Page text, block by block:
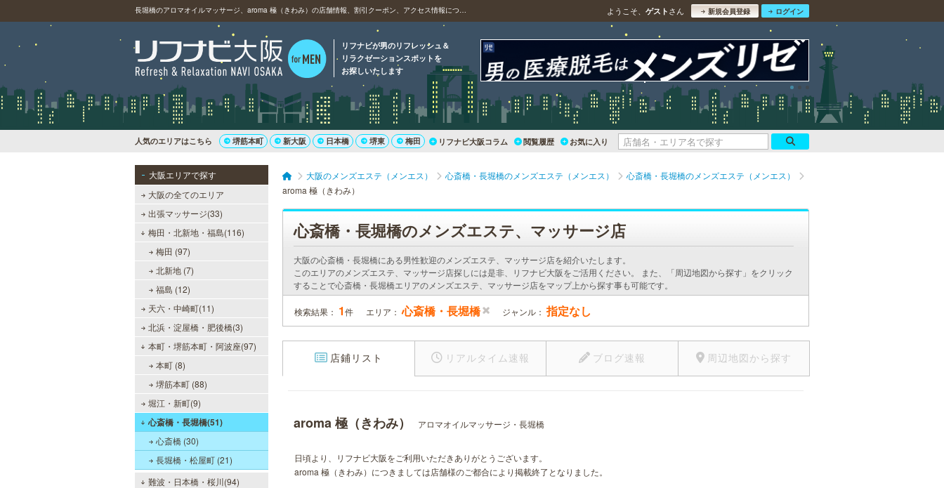
長堀橋のアロマオイルマッサージ、aroma 極（きわみ）の店舗情報、割引クーポン、アクセス情報について ようこそ、 ゲスト さん 新規会員登録 ログイン
リフナビが男のリフレッシュ＆
リラクゼーションスポットを
お探しいたします
人気のエリアはこちら 堺筋本町 新大阪 日本橋 堺東 梅田 リフナビ大阪コラム 閲覧履歴 お気に入り
大阪エリアで探す
大阪の全てのエリア
出張マッサージ(33)
梅田・北新地・福島(116)
梅田 (97)
北新地 (7)
福島 (12)
天六・中崎町(11)
北浜・淀屋橋・肥後橋(3)
本町・堺筋本町・阿波座(97)
本町 (8)
堺筋本町 (88)
堀江・新町(9)
心斎橋・長堀橋(51)
心斎橋 (30)
長堀橋・松屋町 (21)
難波・日本橋・桜川(94)
大阪のメンズエステ（メンエス） 心斎橋・長堀橋のメンズエステ（メンエス）
心斎橋・長堀橋のメンズエステ（メンエス）
aroma 極（きわみ）
心斎橋・長堀橋のメンズエステ、マッサージ店
大阪の心斎橋・長堀橋にある男性歓迎のメンズエステ、マッサージ店を紹介いたします。
このエリアのメンズエステ、マッサージ店探しには是非、リフナビ大阪をご活用ください。 また、「周辺地図から探す」をクリック
することで心斎橋・長堀橋エリアのメンズエステ、マッサージ店をマップ上から探す事も可能です。
検索結果： 1件 エリア： 心斎橋・長堀橋 ジャンル： 指定なし
店鋪リスト リアルタイム速報 ブログ速報 周辺地図から探す
aroma 極（きわみ） アロマオイルマッサージ・長堀橋
日頃より、リフナビ大阪をご利用いただきありがとうございます。
aroma 極（きわみ）につきましては店舗様のご都合により掲載終了となりました。